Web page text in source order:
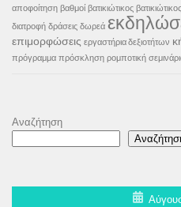
αποφοίτηση βαθμοί βατικιώτικος
διατροφή δράσεις δωρεά
επιμορφώσεις εργαστήρια δεξιοτήτων
πρόγραμμα πρόσκληση ρομποτική
Αναζήτηση